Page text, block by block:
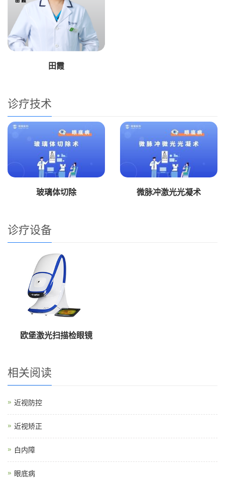
田霞
诊疗技术
玻璃体切除 微脉冲激光光凝术
诊疗设备
欧堡激光扫描检眼镜
相关阅读
近视防控
近视矫正
白内障
眼底病